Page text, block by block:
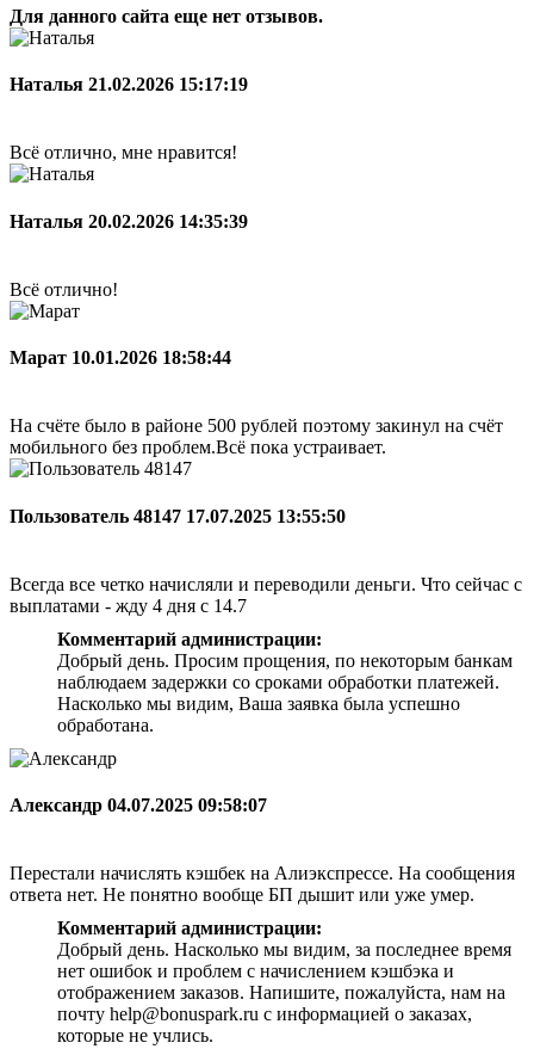
Для данного сайта еще нет отзывов.
Наталья 21.02.2026 15:17:19
Всё отлично, мне нравится!
Наталья 20.02.2026 14:35:39
Всё отлично!
Марат 10.01.2026 18:58:44
На счёте было в районе 500 рублей поэтому закинул на счёт
мобильного без проблем.Всё пока устраивает.
Пользователь 48147 17.07.2025 13:55:50
Всегда все четко начисляли и переводили деньги. Что сейчас с
выплатами - жду 4 дня с 14.7
Комментарий администрации:
Добрый день. Просим прощения, по некоторым банкам
наблюдаем задержки со сроками обработки платежей.
Насколько мы видим, Ваша заявка была успешно
обработана.
Александр 04.07.2025 09:58:07
Перестали начислять кэшбек на Алиэкспрессе. На сообщения
ответа нет. Не понятно вообще БП дышит или уже умер.
Комментарий администрации:
Добрый день. Насколько мы видим, за последнее время
нет ошибок и проблем с начислением кэшбэка и
отображением заказов. Напишите, пожалуйста, нам на
почту help@bonuspark.ru с информацией о заказах,
которые не учлись.